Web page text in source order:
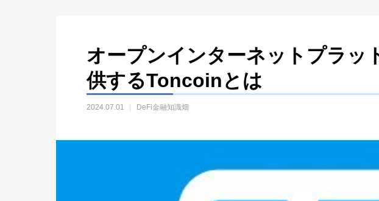
オープンインターネットプラッ
供するToncoinとは
2024.07.01 DeFi金融知識畑